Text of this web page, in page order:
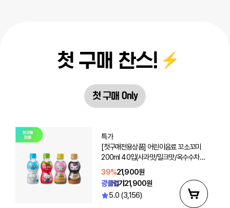
첫 구매 찬스!
첫 구매 Only
특가
[첫구매전용상품] 어린이음료 꼬소꼬미
200ml 40입(사과맛/밀크맛/옥수수차/
보리차 선택2)
39%21,900원
광클럽가21,900원
5.0 (3,156)